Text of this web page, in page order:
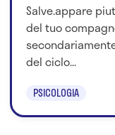
Salve.appare
del tuo
del ciclo...
PSICOLOGIA